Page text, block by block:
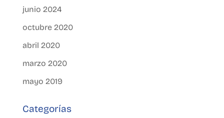
junio 2024
octubre 2020
abril 2020
marzo 2020
mayo 2019
Categorías